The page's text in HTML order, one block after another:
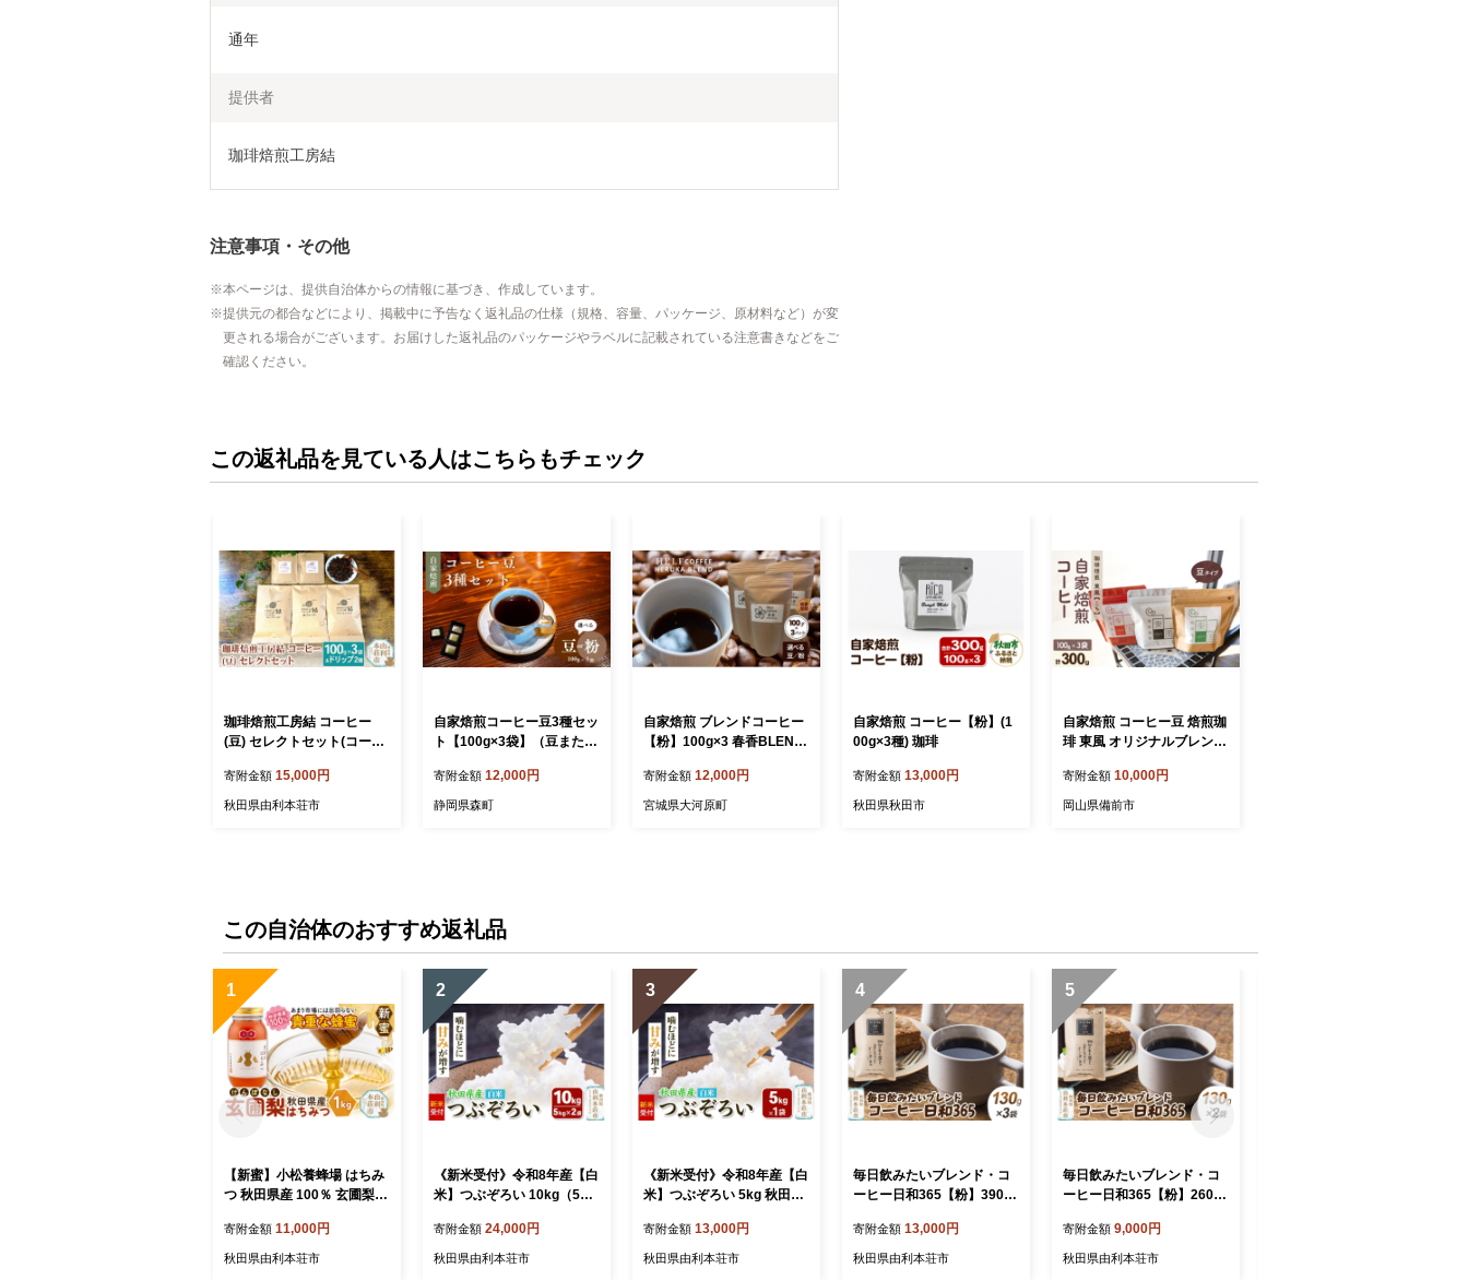
通年
提供者
珈琲焙煎工房結
注意事項・その他
本ページは、提供自治体からの情報に基づき、作成しています。
提供元の都合などにより、掲載中に予告なく返礼品の仕様（規格、容量、パッケージ、原材料など）が変
更される場合がございます。お届けした返礼品のパッケージやラベルに記載されている注意書きなどをご
確認ください。
この返礼品を見ている人はこちらもチェック
珈琲焙煎工房結 コーヒー
(豆) セレクトセット(コーヒ
プコーヒー (粉) 10g×2個)
寄附金額 15,000円
秋田県由利本荘市
自家焙煎コーヒー豆3種セッ
ト【100g×3袋】（豆または
琲
寄附金額 12,000円
静岡県森町
自家焙煎 ブレンドコーヒー
【粉】100g×3 春香BLEND
琲 ブレンド 焙煎 ドリップ
コーヒー ドリップ
寄附金額 12,000円
宮城県大河原町
自家焙煎 コーヒー【粉】(1
00g×3種) 珈琲
寄附金額 13,000円
秋田県秋田市
自家焙煎 コーヒー豆 焙煎珈
琲 東風 オリジナルブレンド
寄附金額 10,000円
岡山県備前市
この自治体のおすすめ返礼品
1
【新蜜】小松養蜂場 はちみ
つ 秋田県産 100％ 玄圃梨蜂
蜂蜜 国産 秋田県産]
寄附金額 11,000円
秋田県由利本荘市
2
《新米受付》令和8年産【白
米】つぶぞろい 10kg（5kg
[新米予約 米 お米 白米 精米
つぶぞろい 粒ぞろい 大粒
寄附金額 24,000円
秋田県由利本荘市
3
《新米受付》令和8年産【白
米】つぶぞろい 5kg 秋田県
お米 白米 精米 つぶぞろい
粒ぞろい 大粒 粒が大きい
寄附金額 13,000円
秋田県由利本荘市
4
毎日飲みたいブレンド・コ
ーヒー日和365【粉】390g
うパケット＞ [珈琲 コーヒ
ー 自家焙煎 ブレンド 飲料
寄附金額 13,000円
秋田県由利本荘市
5
毎日飲みたいブレンド・コ
ーヒー日和365【粉】260g
うパケット＞ [珈琲 コーヒ
ー 自家焙煎 ブレンド 飲料
寄附金額 9,000円
秋田県由利本荘市